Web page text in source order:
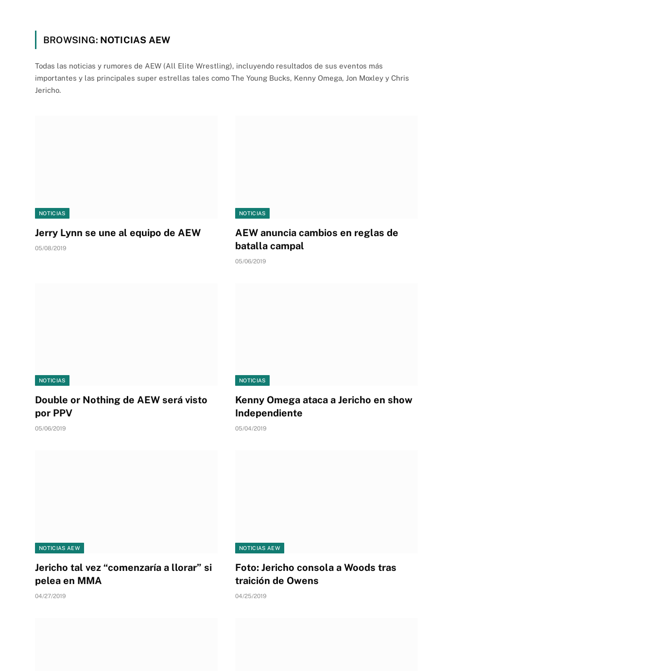
BROWSING: NOTICIAS AEW
Todas las noticias y rumores de AEW (All Elite Wrestling), incluyendo resultados de sus eventos más
importantes y las principales super estrellas tales como The Young Bucks, Kenny Omega, Jon Moxley y Chris
Jericho.
NOTICIAS
Jerry Lynn se une al equipo de AEW
05/08/2019
NOTICIAS
AEW anuncia cambios en reglas de
batalla campal
05/06/2019
NOTICIAS
Double or Nothing de AEW será visto
por PPV
05/06/2019
NOTICIAS
Kenny Omega ataca a Jericho en show
Independiente
05/04/2019
NOTICIAS AEW
Jericho tal vez “comenzaría a llorar” si
pelea en MMA
04/27/2019
NOTICIAS AEW
Foto: Jericho consola a Woods tras
traición de Owens
04/25/2019